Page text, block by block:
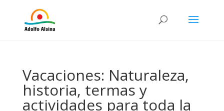
Vacaciones: Naturaleza,
historia, termas y
actividades para toda la